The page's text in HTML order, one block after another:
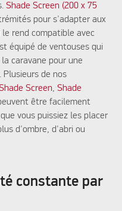
Shade Screen (200 x 75
pour s'adapter aux
rend compatible avec
équipé de ventouses qui
caravane pour une
de nos
Screen,Shade
être facilement
vous puissiez les placer
d'ombre, d'abri ou
constante par